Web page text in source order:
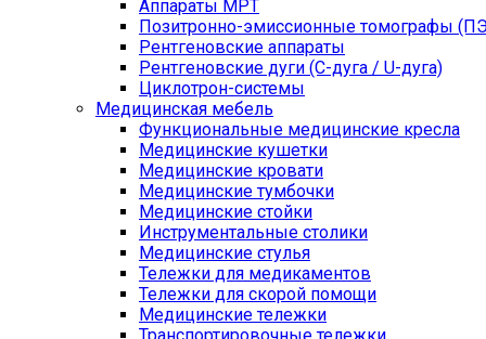
Аппараты МРТ
Позитронно-эмиссионные томографы
Рентгеновские аппараты
Рентгеновские дуги (С-дуга / U-дуга)
Циклотрон-системы
Медицинская мебель
Функциональные медицинские кресла
Медицинские кушетки
Медицинские кровати
Медицинские тумбочки
Медицинские стойки
Инструментальные столики
Медицинские стулья
Тележки для медикаментов
Тележки для скорой помощи
Медицинские тележки